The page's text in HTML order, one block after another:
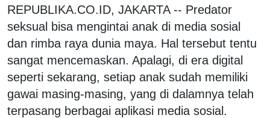
REPUBLIKA.CO.ID, JAKARTA -- Predator
seksual bisa mengintai anak di media sosial
dan rimba raya dunia maya. Hal tersebut tentu
sangat mencemaskan. Apalagi, di era digital
seperti sekarang, setiap anak sudah memiliki
gawai masing-masing, yang di dalamnya telah
terpasang berbagai aplikasi media sosial.